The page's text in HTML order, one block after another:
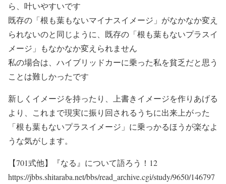
ら、叶いやすいです
既存の「根も葉もないマイナスイメージ」がなかなか変え
られないのと同じように、既存の「根も葉もないプラスイ
メージ」もなかなか変えられません
私の場合は、ハイブリッドカーに乗った私を貧乏だと思う
ことは難しかったです
新しくイメージを持ったり、上書きイメージを作りあげる
より、これまで現実に振り回されるうちに出来上がった
「根も葉もないプラスイメージ」に乗っかるほうが楽なよ
うな気がします。
【701式他】『なる』について語ろう！12
https://jbbs.shitaraba.net/bbs/read_archive.cgi/study/9650/146797